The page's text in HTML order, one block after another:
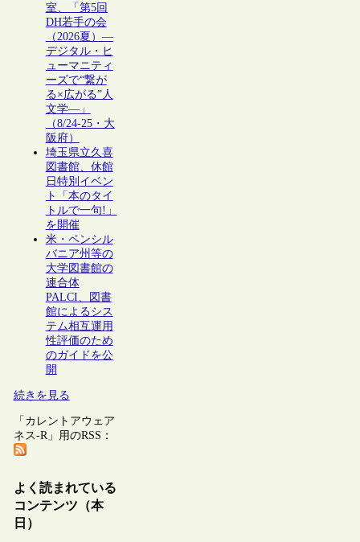
室、「第5回
DH若手の会
（2026夏）―
デジタル・ヒ
ューマニティ
ーズで“繋が
る×広がる”人
文学―」
（8/24-25・大
阪府）
埼玉県立久喜
図書館、休館
日特別イベン
ト「本のタイ
トルで一句!」
を開催
米・ペンシル
バニア州等の
大学図書館の
連合体
PALCI、図書
館によるシス
テム相互運用
性評価のため
のガイドを公
開
続きを見る
「カレントアウェア
ネス-R」用のRSS：
よく読まれている
コンテンツ（本
日）